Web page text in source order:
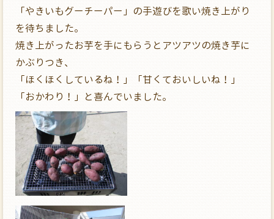
「やきいもグーチーパー」の手遊びを歌い焼き上がり
を待ちました。
焼き上がったお芋を手にもらうとアツアツの焼き芋に
かぶりつき、
「ほくほくしているね！」「甘くておいしいね！」
「おかわり！」と喜んでいました。